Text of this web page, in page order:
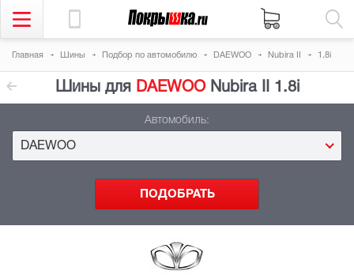
Главная Шины Подбор по автомобилю DAEWOO Nubira II 1.8i
Шины для DAEWOONubira II 1.8i
Автомобиль:
DAEWOO